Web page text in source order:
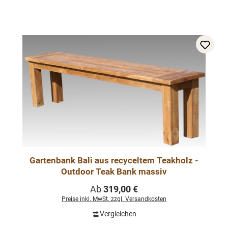
Gartenbank Bali aus recyceltem Teakholz -
Outdoor Teak Bank massiv
Regulärer Preis:
Ab319,00 €
Preise inkl. MwSt. zzgl. Versandkosten
Vergleichen